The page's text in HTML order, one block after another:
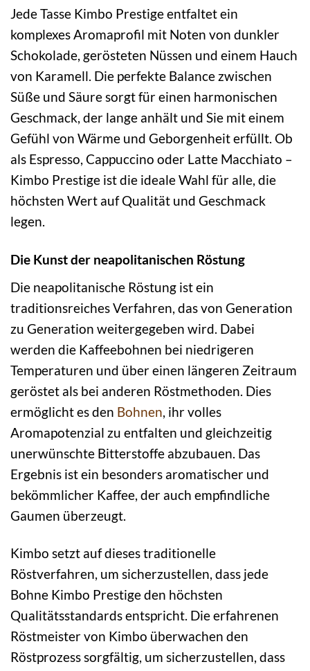
Jede Tasse Kimbo Prestige entfaltet ein
komplexes Aromaprofil mit Noten von dunkler
Schokolade, gerösteten Nüssen und einem Hauch
von Karamell. Die perfekte Balance zwischen
Süße und Säure sorgt für einen harmonischen
Geschmack, der lange anhält und Sie mit einem
Gefühl von Wärme und Geborgenheit erfüllt. Ob
als Espresso, Cappuccino oder Latte Macchiato –
Kimbo Prestige ist die ideale Wahl für alle, die
höchsten Wert auf Qualität und Geschmack
legen.
Die Kunst der neapolitanischen Röstung
Die neapolitanische Röstung ist ein
traditionsreiches Verfahren, das von Generation
zu Generation weitergegeben wird. Dabei
werden die Kaffeebohnen bei niedrigeren
Temperaturen und über einen längeren Zeitraum
geröstet als bei anderen Röstmethoden. Dies
ermöglicht es den Bohnen , ihr volles
Aromapotenzial zu entfalten und gleichzeitig
unerwünschte Bitterstoffe abzubauen. Das
Ergebnis ist ein besonders aromatischer und
bekömmlicher Kaffee, der auch empfindliche
Gaumen überzeugt.
Kimbo setzt auf dieses traditionelle
Röstverfahren, um sicherzustellen, dass jede
Bohne Kimbo Prestige den höchsten
Qualitätsstandards entspricht. Die erfahrenen
Röstmeister von Kimbo überwachen den
Röstprozess sorgfältig, um sicherzustellen, dass